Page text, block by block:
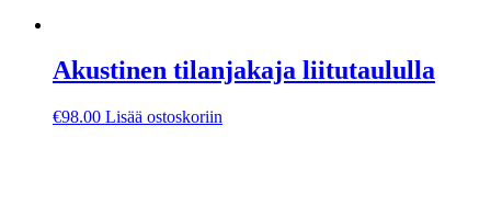
Akustinen tilanjakaja liitutaululla
€98.00 Lisää ostoskoriin